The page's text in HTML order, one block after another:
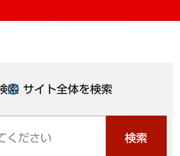
索 サイト全体を検索
検索